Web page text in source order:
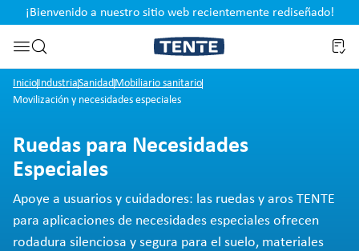
Saltar a la búsqueda
¡Bienvenido a nuestro sitio web recientemente rediseñado!
InicioIndustriaSanidadMobiliario sanitario
Movilización y necesidades especiales
Ruedas para Necesidades
Especiales
Apoye a usuarios y cuidadores: las ruedas y aros TENTE
para aplicaciones de necesidades especiales ofrecen
rodadura silenciosa y segura para el suelo, materiales